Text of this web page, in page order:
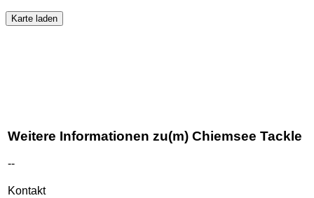
Karte laden
Weitere Informationen zu(m) Chiemsee Tackle
--
Kontakt